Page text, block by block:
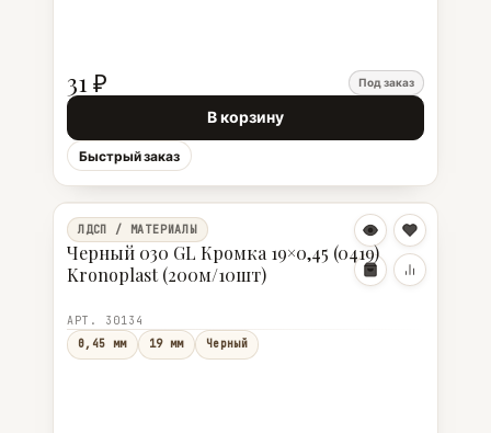
31 ₽ Под заказ
В корзину
Быстрый заказ
ЛДСП / МАТЕРИАЛЫ
Черный 030 GL Кромка 19×0,45 (0419)
Kronoplast (200м/10шт)
АРТ. 30134
0,45 мм
19 мм Черный